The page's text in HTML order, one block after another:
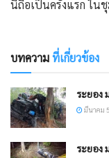
นี่ถือเป็นครั้งแรก ใน
บทความที่เกี่ยวข้อง
ระยอง
มีนาคม
ระยอง